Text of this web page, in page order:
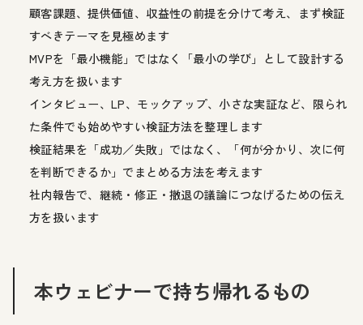
顧客課題、提供価値、収益性の前提を分けて考え、まず検証
すべきテーマを見極めます
MVPを「最小機能」ではなく「最小の学び」として設計する
考え方を扱います
インタビュー、LP、モックアップ、小さな実証など、限られ
た条件でも始めやすい検証方法を整理します
検証結果を「成功／失敗」ではなく、「何が分かり、次に何
を判断できるか」でまとめる方法を考えます
社内報告で、継続・修正・撤退の議論につなげるための伝え
方を扱います
本ウェビナーで持ち帰れるもの